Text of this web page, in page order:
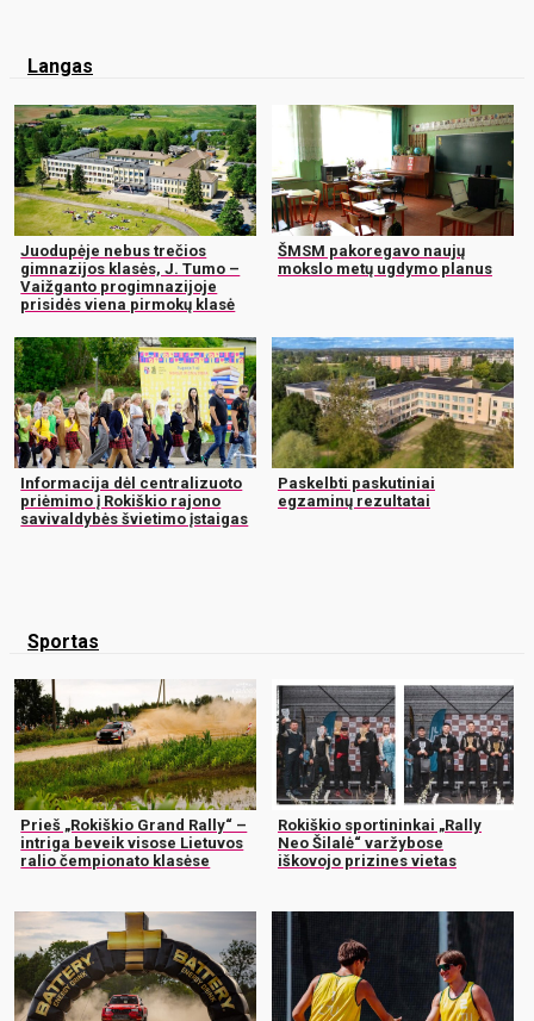
Langas
Juodupėje nebus trečios
gimnazijos klasės, J. Tumo –
Vaižganto progimnazijoje
prisidės viena pirmokų klasė
ŠMSM pakoregavo naujų
mokslo metų ugdymo planus
Informacija dėl centralizuoto
priėmimo į Rokiškio rajono
savivaldybės švietimo įstaigas
Paskelbti paskutiniai
egzaminų rezultatai
Sportas
Prieš „Rokiškio Grand Rally“ –
intriga beveik visose Lietuvos
ralio čempionato klasėse
Rokiškio sportininkai „Rally
Neo Šilalė“ varžybose
iškovojo prizines vietas